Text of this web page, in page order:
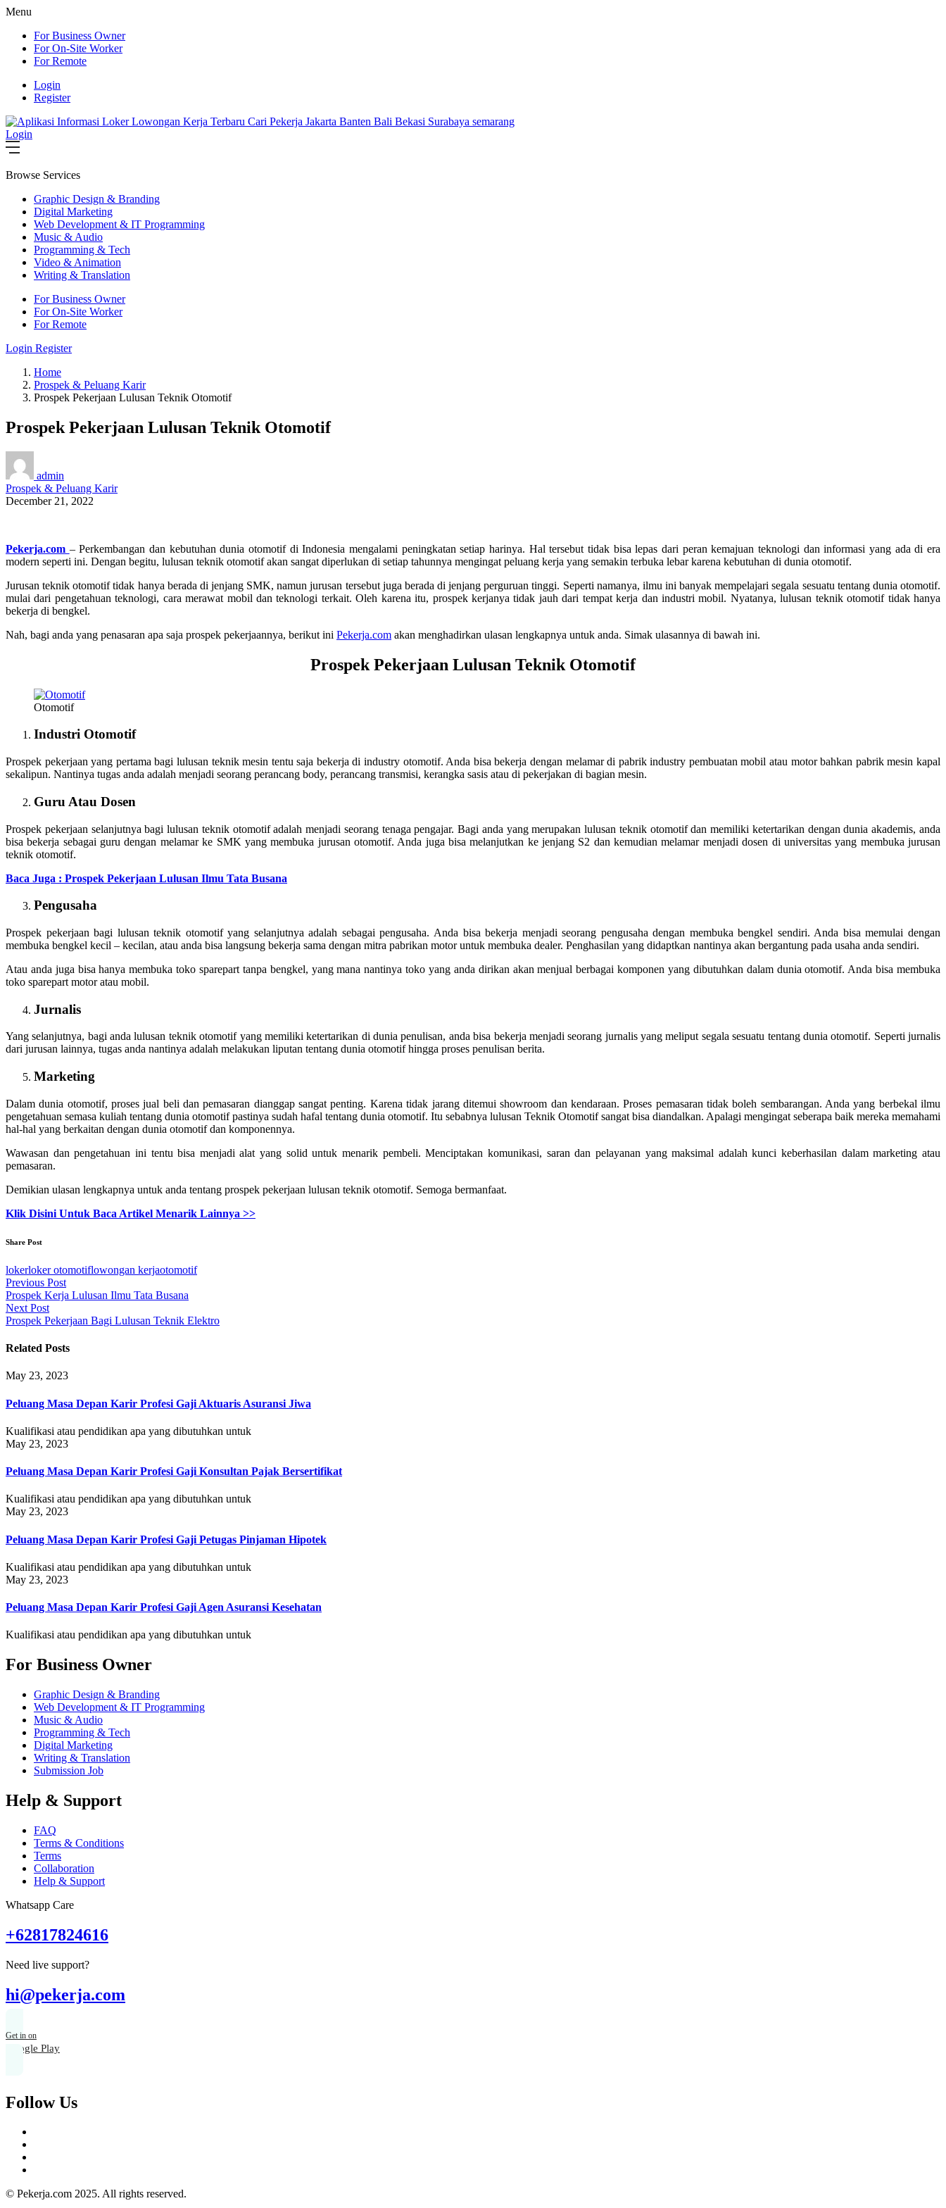
Menu
For Business Owner
For On-Site Worker
For Remote
Login
Register
Login
Browse Services
Graphic Design & Branding
Digital Marketing
Web Development & IT Programming
Music & Audio
Programming & Tech
Video & Animation
Writing & Translation
For Business Owner
For On-Site Worker
For Remote
Login Register
Home
Prospek & Peluang Karir
Prospek Pekerjaan Lulusan Teknik Otomotif
Prospek Pekerjaan Lulusan Teknik Otomotif
admin
Prospek & Peluang Karir
December 21, 2022
Pekerja.com – Perkembangan dan kebutuhan dunia otomotif di Indonesia mengalami peningkatan setiap harinya. Hal tersebut tidak bisa lepas dari peran kemajuan teknologi dan informasi yang ada di era
modern seperti ini. Dengan begitu, lulusan teknik otomotif akan sangat diperlukan di setiap tahunnya mengingat peluang kerja yang semakin terbuka lebar karena kebutuhan di dunia otomotif.
Jurusan teknik otomotif tidak hanya berada di jenjang SMK, namun jurusan tersebut juga berada di jenjang perguruan tinggi. Seperti namanya, ilmu ini banyak mempelajari segala sesuatu tentang dunia otomotif.
mulai dari pengetahuan teknologi, cara merawat mobil dan teknologi terkait. Oleh karena itu, prospek kerjanya tidak jauh dari tempat kerja dan industri mobil. Nyatanya, lulusan teknik otomotif tidak hanya
bekerja di bengkel.
Nah, bagi anda yang penasaran apa saja prospek pekerjaannya, berikut ini Pekerja.com akan menghadirkan ulasan lengkapnya untuk anda. Simak ulasannya di bawah ini.
Prospek Pekerjaan Lulusan Teknik Otomotif
Otomotif
Industri Otomotif
Prospek pekerjaan yang pertama bagi lulusan teknik mesin tentu saja bekerja di industry otomotif. Anda bisa bekerja dengan melamar di pabrik industry pembuatan mobil atau motor bahkan pabrik mesin kapal
sekalipun. Nantinya tugas anda adalah menjadi seorang perancang body, perancang transmisi, kerangka sasis atau di pekerjakan di bagian mesin.
Guru Atau Dosen
Prospek pekerjaan selanjutnya bagi lulusan teknik otomotif adalah menjadi seorang tenaga pengajar. Bagi anda yang merupakan lulusan teknik otomotif dan memiliki ketertarikan dengan dunia akademis, anda
bisa bekerja sebagai guru dengan melamar ke SMK yang membuka jurusan otomotif. Anda juga bisa melanjutkan ke jenjang S2 dan kemudian melamar menjadi dosen di universitas yang membuka jurusan
teknik otomotif.
Baca Juga : Prospek Pekerjaan Lulusan Ilmu Tata Busana
Pengusaha
Prospek pekerjaan bagi lulusan teknik otomotif yang selanjutnya adalah sebagai pengusaha. Anda bisa bekerja menjadi seorang pengusaha dengan membuka bengkel sendiri. Anda bisa memulai dengan
membuka bengkel kecil – kecilan, atau anda bisa langsung bekerja sama dengan mitra pabrikan motor untuk membuka dealer. Penghasilan yang didaptkan nantinya akan bergantung pada usaha anda sendiri.
Atau anda juga bisa hanya membuka toko sparepart tanpa bengkel, yang mana nantinya toko yang anda dirikan akan menjual berbagai komponen yang dibutuhkan dalam dunia otomotif. Anda bisa membuka
toko sparepart motor atau mobil.
Jurnalis
Yang selanjutnya, bagi anda lulusan teknik otomotif yang memiliki ketertarikan di dunia penulisan, anda bisa bekerja menjadi seorang jurnalis yang meliput segala sesuatu tentang dunia otomotif. Seperti jurnalis
dari jurusan lainnya, tugas anda nantinya adalah melakukan liputan tentang dunia otomotif hingga proses penulisan berita.
Marketing
Dalam dunia otomotif, proses jual beli dan pemasaran dianggap sangat penting. Karena tidak jarang ditemui showroom dan kendaraan. Proses pemasaran tidak boleh sembarangan. Anda yang berbekal ilmu
pengetahuan semasa kuliah tentang dunia otomotif pastinya sudah hafal tentang dunia otomotif. Itu sebabnya lulusan Teknik Otomotif sangat bisa diandalkan. Apalagi mengingat seberapa baik mereka memahami
hal-hal yang berkaitan dengan dunia otomotif dan komponennya.
Wawasan dan pengetahuan ini tentu bisa menjadi alat yang solid untuk menarik pembeli. Menciptakan komunikasi, saran dan pelayanan yang maksimal adalah kunci keberhasilan dalam marketing atau
pemasaran.
Demikian ulasan lengkapnya untuk anda tentang prospek pekerjaan lulusan teknik otomotif. Semoga bermanfaat.
Klik Disini Untuk Baca Artikel Menarik Lainnya >>
Share Post
lokerloker otomotiflowongan kerjaotomotif
Post
navigation
Previous Post
Prospek Kerja Lulusan Ilmu Tata Busana
Next Post
Prospek Pekerjaan Bagi Lulusan Teknik Elektro
Related Posts
May 23, 2023
Peluang Masa Depan Karir Profesi Gaji Aktuaris Asuransi Jiwa
Kualifikasi atau pendidikan apa yang dibutuhkan untuk
May 23, 2023
Peluang Masa Depan Karir Profesi Gaji Konsultan Pajak Bersertifikat
Kualifikasi atau pendidikan apa yang dibutuhkan untuk
May 23, 2023
Peluang Masa Depan Karir Profesi Gaji Petugas Pinjaman Hipotek
Kualifikasi atau pendidikan apa yang dibutuhkan untuk
May 23, 2023
Peluang Masa Depan Karir Profesi Gaji Agen Asuransi Kesehatan
Kualifikasi atau pendidikan apa yang dibutuhkan untuk
For Business Owner
Graphic Design & Branding
Web Development & IT Programming
Music & Audio
Programming & Tech
Digital Marketing
Writing & Translation
Submission Job
Help & Support
FAQ
Terms & Conditions
Terms
Collaboration
Help & Support
Whatsapp Care
+62817824616
Need live support?
hi@pekerja.com
Get in on
Google Play
Follow Us
© Pekerja.com 2025. All rights reserved.